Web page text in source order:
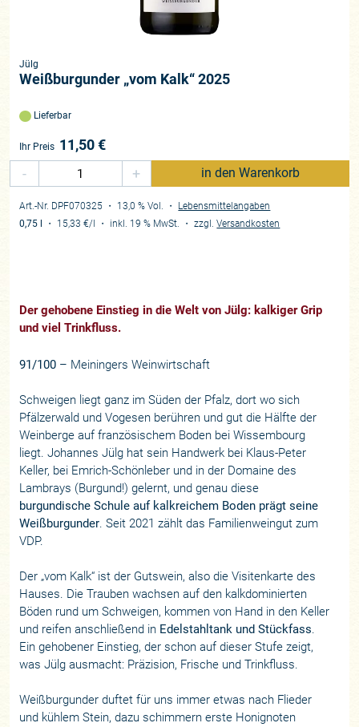
Jülg
Weißburgunder „vom Kalk“ 2025
Lieferbar
Ihr Preis 11,50€
-
+ in den Warenkorb
Art.-Nr. DPF070325 ・ 13,0 % Vol. ・ Lebensmittelangaben
0,75 l
・ 15,33 €/l ・ inkl. 19 % MwSt. ・zzgl.Versandkosten
Der gehobene Einstieg in die Welt von Jülg: kalkiger Grip
und viel Trinkfluss.
91/100 – Meiningers Weinwirtschaft
Schweigen liegt ganz im Süden der Pfalz, dort wo sich
Pfälzerwald und Vogesen berühren und gut die Hälfte der
Weinberge auf französischem Boden bei Wissembourg
liegt. Johannes Jülg hat sein Handwerk bei Klaus-Peter
Keller, bei Emrich-Schönleber und in der Domaine des
Lambrays (Burgund!) gelernt, und genau diese
burgundische Schule auf kalkreichem Boden prägt seine
Weißburgunder. Seit 2021 zählt das Familienweingut zum
VDP.
Der „vom Kalk“ ist der Gutswein, also die Visitenkarte des
Hauses. Die Trauben wachsen auf den kalkdominierten
Böden rund um Schweigen, kommen von Hand in den Keller
und reifen anschließend in Edelstahltank und Stückfass.
Ein gehobener Einstieg, der schon auf dieser Stufe zeigt,
was Jülg ausmacht: Präzision, Frische und Trinkfluss.
Weißburgunder duftet für uns immer etwas nach Flieder
und kühlem Stein, dazu schimmern erste Honignoten